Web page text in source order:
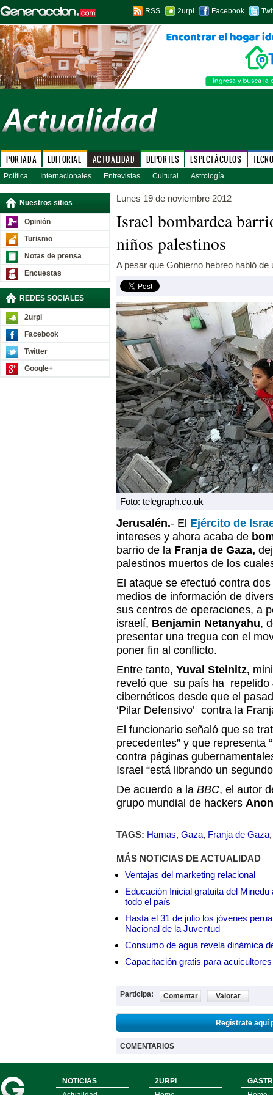
RSS 2urpi Facebook
PORTADA EDITORIAL ACTUALIDAD DEPORTES ESPECTÁCULOS
Política Internacionales Entrevistas Cultural Astrología
Nuestros sitios
Opinión
Turismo
Notas de prensa
Encuestas
REDES SOCIALES
2urpi
Facebook
Twitter
Google+
Lunes 19 de noviembre 2012
Israel bombardea
niños palestinos
A pesar que Gobierno hebreo habló de
Foto: telegraph.co.uk
Jerusalén.- El Ejército de
intereses y ahora acaba de
barrio de la Franja de Gaza,
palestinos muertos de los
El ataque se efectuó contra
medios de información de
sus centros de operaciones, a
israelí, Benjamin Netanyahu,
presentar una tregua con el
poner fin al conflicto.
Entre tanto, Yuval Steinitz,
reveló que su país ha repelido
cibernéticos desde que el
‘Pilar Defensivo’ contra la
El funcionario señaló que se
precedentes” y que representa
contra páginas
Israel “está librando un
De acuerdo a la BBC, el autor
grupo mundial de hackers
TAGS: Hamas, Gaza, Franja de Gaza
MÁS NOTICIAS DE ACTUALIDAD
Ventajas del marketing relacional
Educación Inicial gratuita del
todo el país
Hasta el 31 de julio los jóvenes
Nacional de la Juventud
Consumo de agua revela dinámica
Capacitación gratis para
Participa: Comentar Valorar
Regístrate aquí
COMENTARIOS
NOTICIAS
2URPI